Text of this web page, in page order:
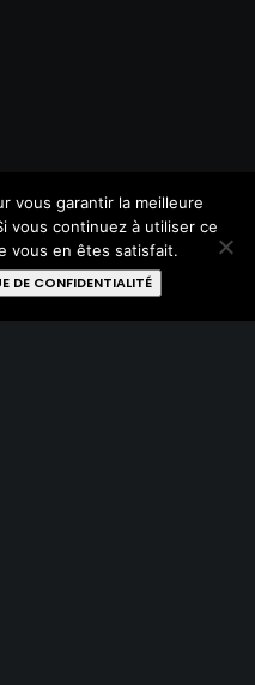
vous garantir la meilleure
vous continuez à utiliser ce
vous en êtes satisfait.
DE CONFIDENTIALITÉ